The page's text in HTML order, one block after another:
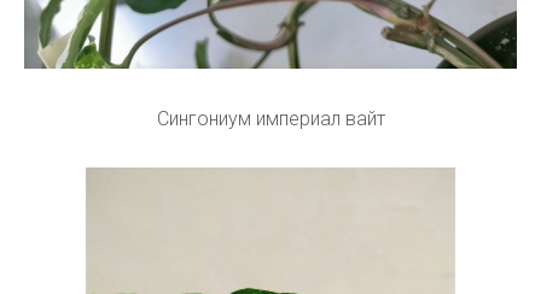
Сингониум империал вайт